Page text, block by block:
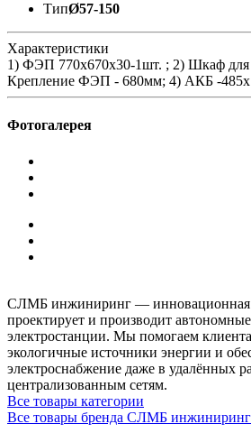
ТипØ57-150
Характеристики
1) ФЭП 770х670x30-1шт. ; 2) Шкаф
Крепление ФЭП - 680мм; 4) АКБ -
Фотогалерея
СЛМБ инжиниринг — инновационная
проектирует и производит
электростанции. Мы помогаем
экологичные источники энергии и
электроснабжение даже в удалённых
централизованным сетям.
Все товары категории
Все товары бренда СЛМБ инжиниринг